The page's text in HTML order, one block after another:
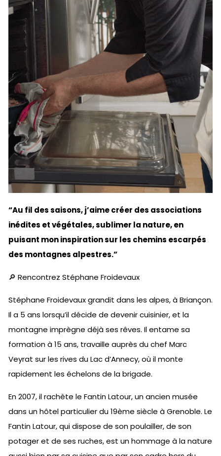
“Au fil des saisons, j’aime créer des associations
inédites et végétales, sublimer la nature, en
puisant mon inspiration sur les chemins escarpés
des montagnes alpestres.”
🔎 Rencontrez Stéphane Froidevaux
Stéphane Froidevaux grandit dans les alpes, à Briançon.
Il a 5 ans lorsqu’il décide de devenir cuisinier, et la
montagne imprègne déjà ses rêves. Il entame sa
formation à 15 ans, travaille auprès du chef Marc
Veyrat sur les rives du Lac d’Annecy, où il monte
rapidement les échelons de la brigade.
En 2007, il rachète le Fantin Latour, un ancien musée
dans un hôtel particulier du 19ème siècle à Grenoble. Le
Fantin Latour, qui dispose de son poulailler, de son
potager et de ses ruches, est un hommage à la nature